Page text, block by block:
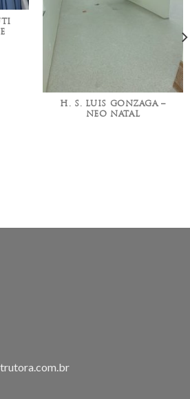
H. S. LUIS GONZAGA –
NEO NATAL